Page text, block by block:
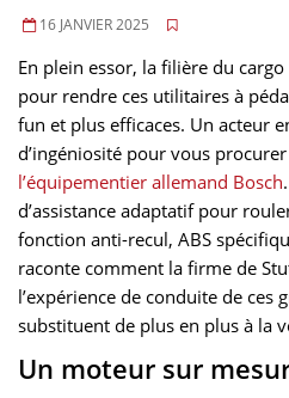
16 JANVIER 2025
En plein essor, la filière du
pour rendre ces utilitaires à
fun et plus efficaces. Un acteur
d’ingéniosité pour vous
l’équipementier allemand Bosch
d’assistance adaptatif pour
fonction anti-recul, ABS
raconte comment la firme de
l’expérience de conduite de ces
substituent de plus en plus à la
Un moteur sur